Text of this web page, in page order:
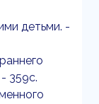
детьми. -
359с.